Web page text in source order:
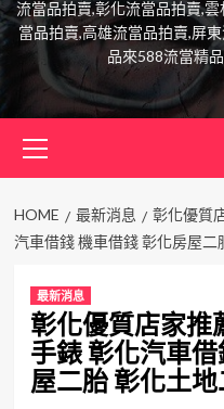
流當品拍賣,彰化流當品拍賣,
當品拍賣,高雄流當品拍賣,屏
品來588流當精
Menu
HOME 最新消息
彰化優質
汽車借錢 機車借錢 彰化房屋二
最新消息
彰化優質店家推
手錶 彰化汽車
屋二胎 彰化土